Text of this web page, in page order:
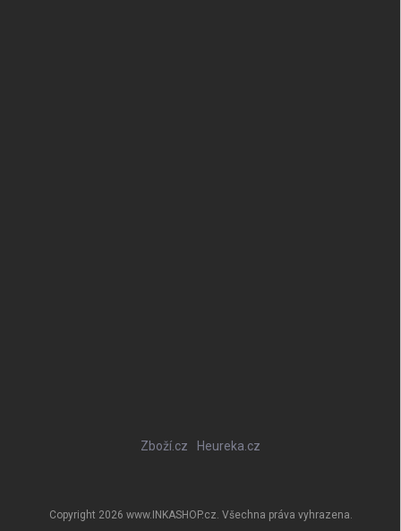
Zboží.cz Heureka.cz
Copyright 2026 www.INKASHOP.cz. Všechna práva vyhrazena.